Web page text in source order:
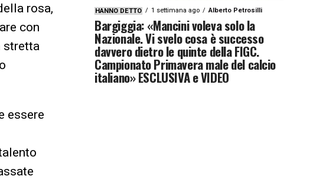
rosa,
con
stretta
essere
HANNO DETTO 1 settimana ago Alberto Petrosilli
Bargiggia: «Mancini voleva solo la
Nazionale. Vi svelo cosa è successo
davvero dietro le quinte della FIGC.
Campionato Primavera male del calcio
italiano» ESCLUSIVA e VIDEO